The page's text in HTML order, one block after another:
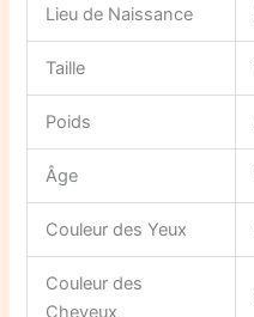
Lieu de Naissance
Taille
Poids
Âge
Couleur des Yeux
Couleur des